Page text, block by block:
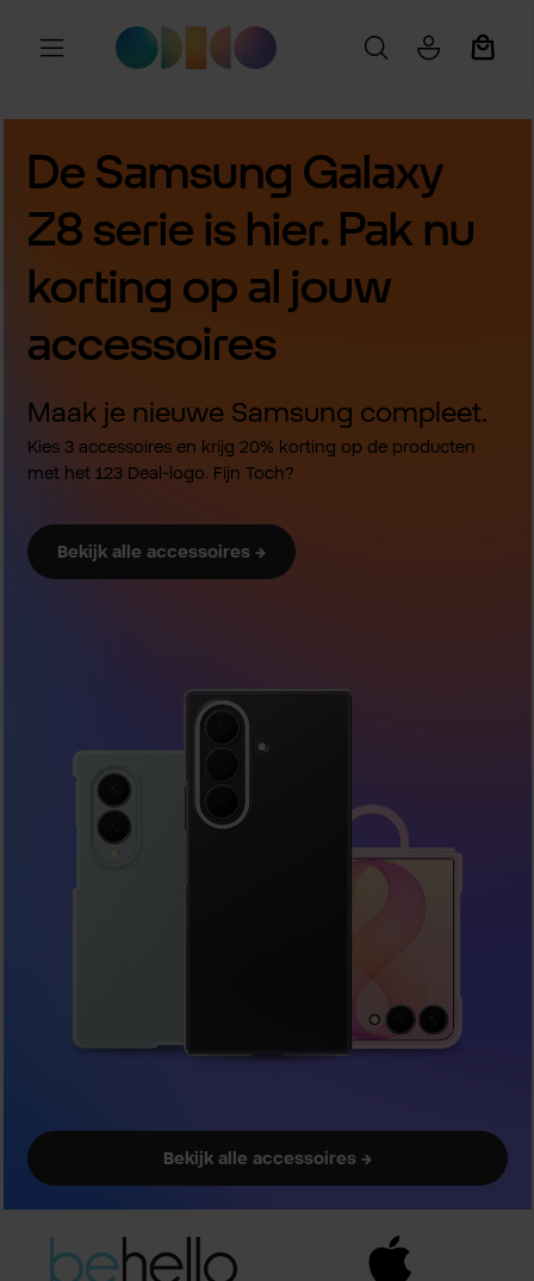
Ga naar de hoofdinhoud
De Samsung Galaxy
Z8 serie is hier. Pak nu
korting op al jouw
accessoires
Maak je nieuwe Samsung compleet.
Kies 3 accessoires en krijg 20% korting op de producten
met het 123 Deal-logo. Fijn Toch?
Bekijk alle accessoires →
Bekijk alle accessoires →